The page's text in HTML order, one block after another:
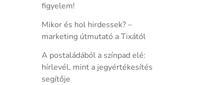
figyelem!
Mikor és hol hirdessek? –
marketing útmutató a Tixától
A postaládából a színpad elé:
hírlevél, mint a jegyértékesítés
segítője